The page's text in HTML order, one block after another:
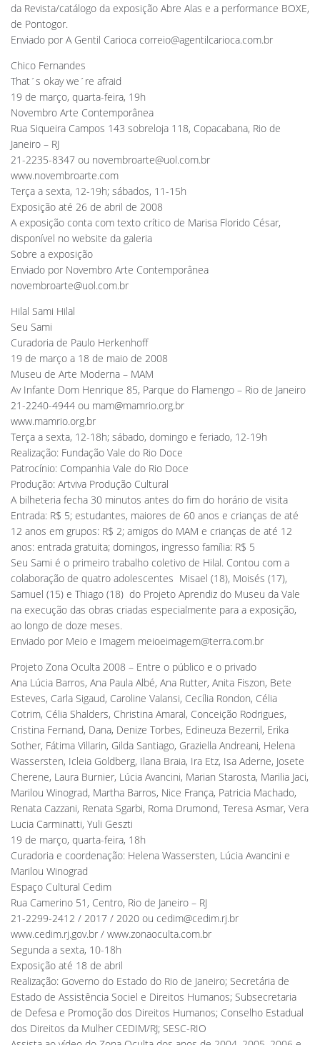
da Revista/catálogo da exposição Abre Alas e a performance BOXE,
de Pontogor.
Enviado por A Gentil Carioca correio@agentilcarioca.com.br
Chico Fernandes
That´s okay we´re afraid
19 de março, quarta-feira, 19h
Novembro Arte Contemporânea
Rua Siqueira Campos 143 sobreloja 118, Copacabana, Rio de
Janeiro – RJ
21-2235-8347 ou novembroarte@uol.com.br
www.novembroarte.com
Terça a sexta, 12-19h; sábados, 11-15h
Exposição até 26 de abril de 2008
A exposição conta com texto crítico de Marisa Florido César,
disponível no website da galeria
Sobre a exposição
Enviado por Novembro Arte Contemporânea
novembroarte@uol.com.br
Hilal Sami Hilal
Seu Sami
Curadoria de Paulo Herkenhoff
19 de março a 18 de maio de 2008
Museu de Arte Moderna – MAM
Av Infante Dom Henrique 85, Parque do Flamengo – Rio de Janeiro
21-2240-4944 ou mam@mamrio.org.br
www.mamrio.org.br
Terça a sexta, 12-18h; sábado, domingo e feriado, 12-19h
Realização: Fundação Vale do Rio Doce
Patrocínio: Companhia Vale do Rio Doce
Produção: Artviva Produção Cultural
A bilheteria fecha 30 minutos antes do fim do horário de visita
Entrada: R$ 5; estudantes, maiores de 60 anos e crianças de até
12 anos em grupos: R$ 2; amigos do MAM e crianças de até 12
anos: entrada gratuita; domingos, ingresso família: R$ 5
Seu Sami é o primeiro trabalho coletivo de Hilal. Contou com a
colaboração de quatro adolescentes  Misael (18), Moisés (17),
Samuel (15) e Thiago (18)  do Projeto Aprendiz do Museu da Vale
na execução das obras criadas especialmente para a exposição,
ao longo de doze meses.
Enviado por Meio e Imagem meioeimagem@terra.com.br
Projeto Zona Oculta 2008 – Entre o público e o privado
Ana Lúcia Barros, Ana Paula Albé, Ana Rutter, Anita Fiszon, Bete
Esteves, Carla Sigaud, Caroline Valansi, Cecília Rondon, Célia
Cotrim, Célia Shalders, Christina Amaral, Conceição Rodrigues,
Cristina Fernand, Dana, Denize Torbes, Edineuza Bezerril, Erika
Sother, Fátima Villarin, Gilda Santiago, Graziella Andreani, Helena
Wassersten, Icleia Goldberg, Ilana Braia, Ira Etz, Isa Aderne, Josete
Cherene, Laura Burnier, Lúcia Avancini, Marian Starosta, Marilia Jaci,
Marilou Winograd, Martha Barros, Nice França, Patricia Machado,
Renata Cazzani, Renata Sgarbi, Roma Drumond, Teresa Asmar, Vera
Lucia Carminatti, Yuli Geszti
19 de março, quarta-feira, 18h
Curadoria e coordenação: Helena Wassersten, Lúcia Avancini e
Marilou Winograd
Espaço Cultural Cedim
Rua Camerino 51, Centro, Rio de Janeiro – RJ
21-2299-2412 / 2017 / 2020 ou cedim@cedim.rj.br
www.cedim.rj.gov.br / www.zonaoculta.com.br
Segunda a sexta, 10-18h
Exposição até 18 de abril
Realização: Governo do Estado do Rio de Janeiro; Secretária de
Estado de Assistência Sociel e Direitos Humanos; Subsecretaria
de Defesa e Promoção dos Direitos Humanos; Conselho Estadual
dos Direitos da Mulher CEDIM/RJ; SESC-RIO